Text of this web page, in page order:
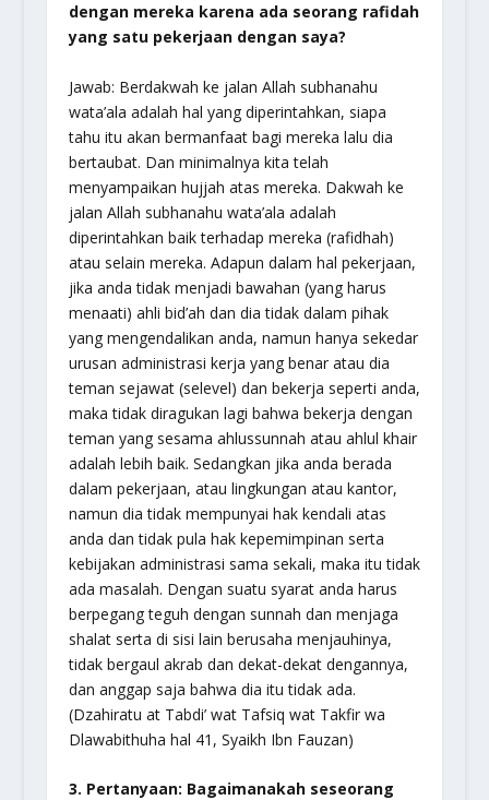
dengan mereka karena ada seorang rafidah
yang satu pekerjaan dengan saya?
Jawab: Berdakwah ke jalan Allah subhanahu
wata’ala adalah hal yang diperintahkan, siapa
tahu itu akan bermanfaat bagi mereka lalu dia
bertaubat. Dan minimalnya kita telah
menyampaikan hujjah atas mereka. Dakwah ke
jalan Allah subhanahu wata’ala adalah
diperintahkan baik terhadap mereka (rafidhah)
atau selain mereka. Adapun dalam hal pekerjaan,
jika anda tidak menjadi bawahan (yang harus
menaati) ahli bid’ah dan dia tidak dalam pihak
yang mengendalikan anda, namun hanya sekedar
urusan administrasi kerja yang benar atau dia
teman sejawat (selevel) dan bekerja seperti anda,
maka tidak diragukan lagi bahwa bekerja dengan
teman yang sesama ahlussunnah atau ahlul khair
adalah lebih baik. Sedangkan jika anda berada
dalam pekerjaan, atau lingkungan atau kantor,
namun dia tidak mempunyai hak kendali atas
anda dan tidak pula hak kepemimpinan serta
kebijakan administrasi sama sekali, maka itu tidak
ada masalah. Dengan suatu syarat anda harus
berpegang teguh dengan sunnah dan menjaga
shalat serta di sisi lain berusaha menjauhinya,
tidak bergaul akrab dan dekat-dekat dengannya,
dan anggap saja bahwa dia itu tidak ada.
(Dzahiratu at Tabdi’ wat Tafsiq wat Takfir wa
Dlawabithuha hal 41, Syaikh Ibn Fauzan)
3. Pertanyaan: Bagaimanakah seseorang